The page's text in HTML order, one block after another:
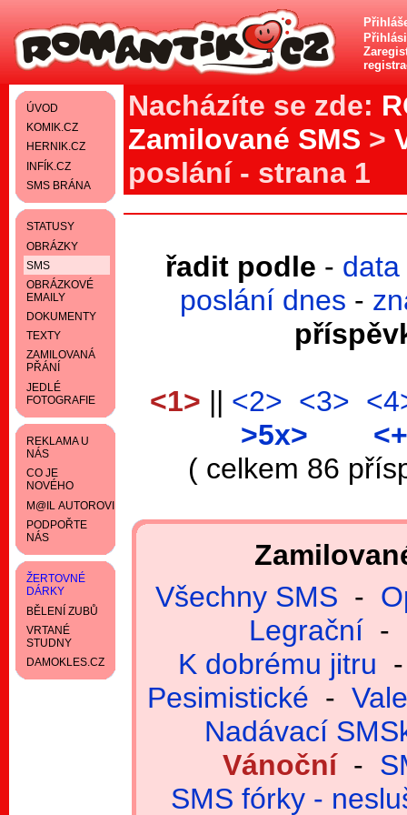
Nacházíte se zde:
Zamilované SMS >
poslání - strana 1
řadit podle - data
poslání dnes -
<1> || <2> <3>
>5x>
( celkem 86
Všechny SMS -
Legrační-
K dobrému jitru
Pesimistické -
Nadávací
Vánoční-
SMS fórky -
ÚVOD
KOMIK.CZ
HERNIK.CZ
INFÍK.CZ
SMS BRÁNA
STATUSY
OBRÁZKY
SMS
OBRÁZKOVÉ
EMAILY
DOKUMENTY
TEXTY
ZAMILOVANÁ
PŘÁNÍ
JEDLÉ
FOTOGRAFIE
REKLAMA U
NÁS
CO JE
NOVÉHO
M@IL AUTOROVI
PODPOŘTE
NÁS
ŽERTOVNÉ
DÁRKY
BĚLENÍ ZUBŮ
VRTANÉ
STUDNY
DAMOKLES.CZ